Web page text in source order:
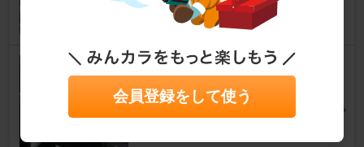
シフトノブの傷補修
ゴルフ ヴァリアント [ゴルフ7]
massy-VWGolfさん
3
0
会員登録をして使う